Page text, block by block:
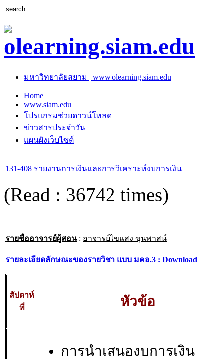
มหาวิทยาลัยสยาม | www.olearning.siam.edu
Home
www.siam.edu
โปรแกรมช่วยดาวน์โหลด
ข่าวสารประจำวัน
แผนผังเว็บไซต์
131-408 รายงานการเงินและการวิเคราะห์งบการเงิน
(Read : 36742 times)
รายชื่ออาจารย์ผู้สอน: อาจารย์ไขแสง ขุนพาสน์
รายละเอียดลักษณะของรายวิชา แบบ มคอ.3 : Download
สัปดาห์
ที่
หัวข้อ
การนำเสนองบการเงิน